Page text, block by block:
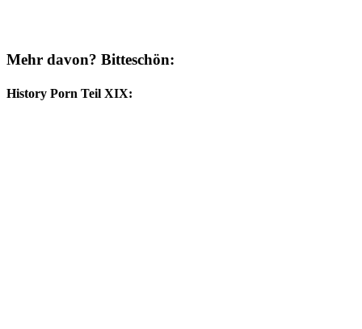
Mehr davon? Bitteschön:
History Porn Teil XIX: